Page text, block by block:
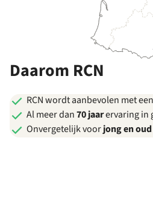
Daarom RCN
RCN wordt aanbevolen met een
Al meer dan70 jaarervaring in
Onvergetelijk voorjong en oud